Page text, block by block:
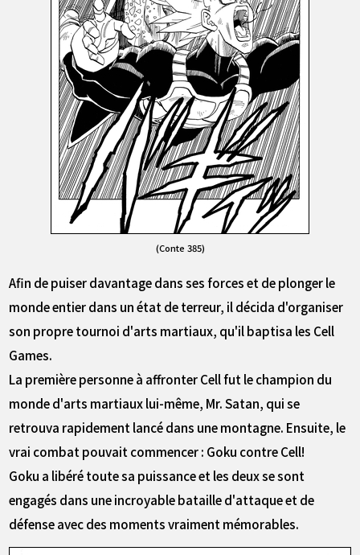
(Conte 385)
Afin de puiser davantage dans ses forces et de plonger le
monde entier dans un état de terreur, il décida d'organiser
son propre tournoi d'arts martiaux, qu'il baptisa les Cell
Games.
La première personne à affronter Cell fut le champion du
monde d'arts martiaux lui-même, Mr. Satan, qui se
retrouva rapidement lancé dans une montagne. Ensuite, le
vrai combat pouvait commencer : Goku contre Cell!
Goku a libéré toute sa puissance et les deux se sont
engagés dans une incroyable bataille d'attaque et de
défense avec des moments vraiment mémorables.